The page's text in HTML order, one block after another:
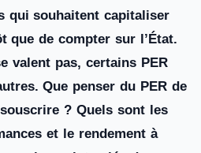
qui souhaitent capitaliser
que de compter sur l’État.
valent pas, certains PER
Que penser du PER de
? Quels sont les
et le rendement à